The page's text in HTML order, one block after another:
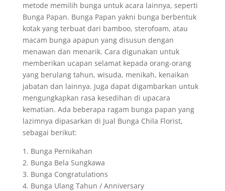
metode memilih bunga untuk acara lainnya, seperti
Bunga Papan. Bunga Papan yakni bunga berbentuk
kotak yang terbuat dari bamboo, sterofoam, atau
macam bunga apapun yang disusun dengan
menawan dan menarik. Cara digunakan untuk
memberikan ucapan selamat kepada orang-orang
yang berulang tahun, wisuda, menikah, kenaikan
jabatan dan lainnya. Juga dapat digambarkan untuk
mengungkapkan rasa kesedihan di upacara
kematian. Ada beberapa ragam bunga papan yang
lazimnya dipasarkan di Jual Bunga Chila Florist,
sebagai berikut:
1. Bunga Pernikahan
2. Bunga Bela Sungkawa
3. Bunga Congratulations
4. Bunga Ulang Tahun / Anniversary